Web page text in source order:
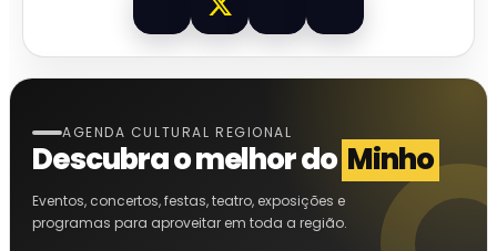
AGENDA CULTURAL REGIONAL
Descubra o melhor do Minho
Eventos, concertos, festas, teatro, exposições e
programas para aproveitar em toda a região.